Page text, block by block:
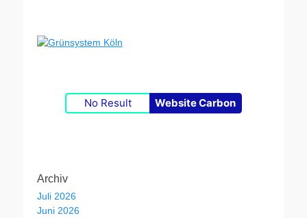
No Result Website Carbon
Archiv
Juli 2026
Juni 2026